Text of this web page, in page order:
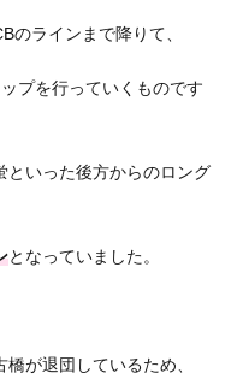
のラインまで降りて、
プを行っていくものです
といった後方からのロング
となっていました。
が退団しているため、